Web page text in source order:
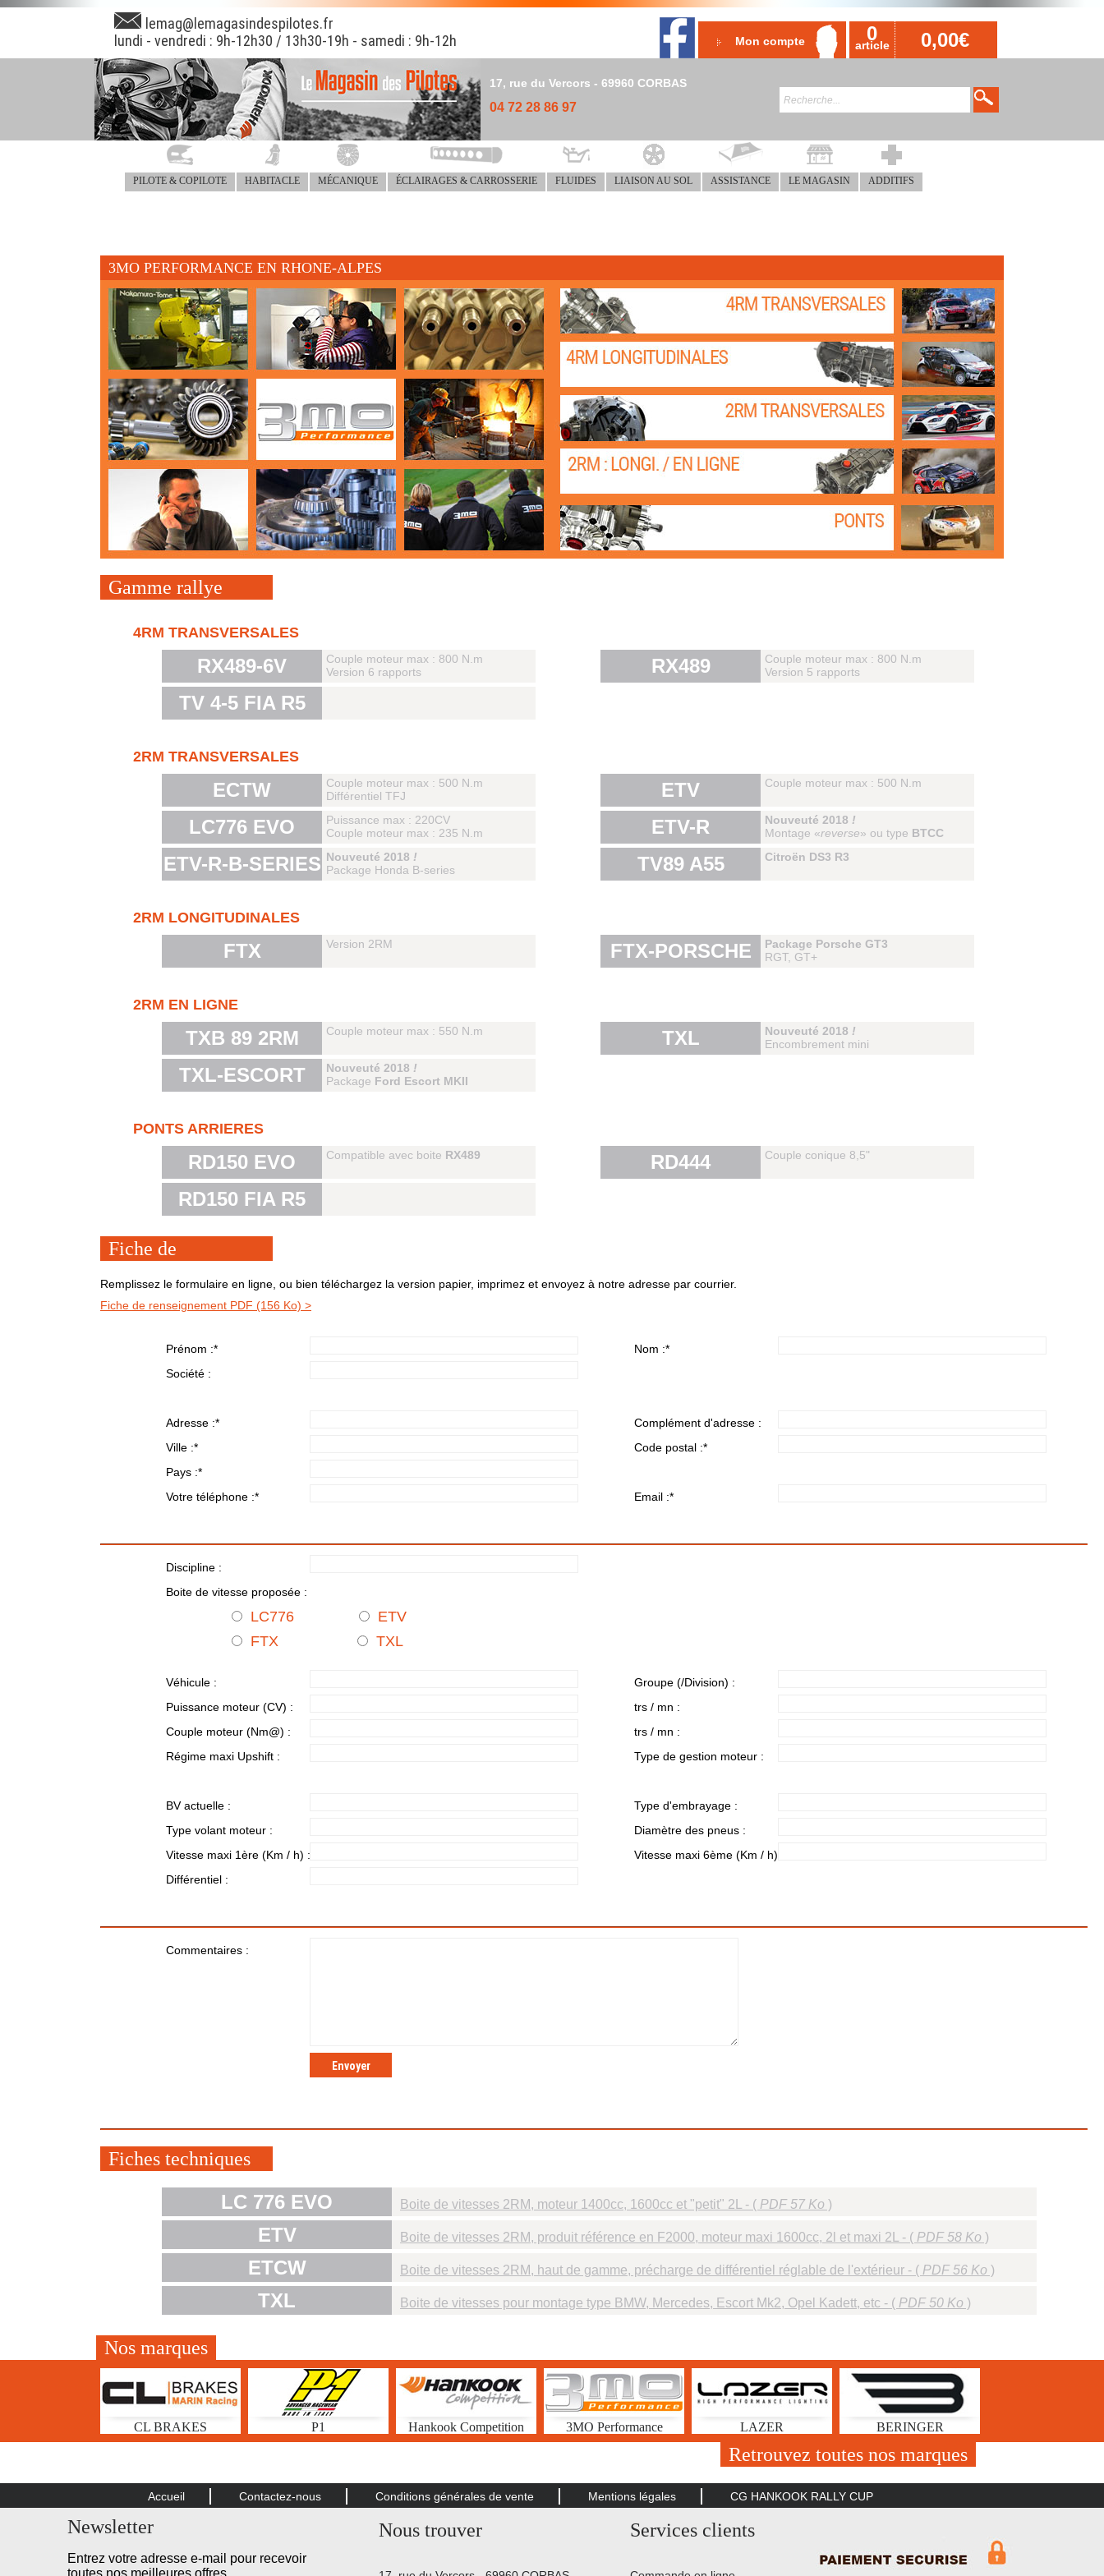
lemag@lemagasindespilotes.fr
lundi - vendredi : 9h-12h30 / 13h30-19h - samedi : 9h-12h
Mon compte 0
article 0,00€
17, rue du Vercors - 69960 CORBAS
04 72 28 86 97
PILOTE & COPILOTE HABITACLE MÉCANIQUE ÉCLAIRAGES & CARROSSERIE FLUIDES LIAISON AU SOL ASSISTANCE LE MAGASIN ADDITIFS
3MO PERFORMANCE EN RHONE-ALPES
Gamme rallye
4RM TRANSVERSALES
RX489-6V
Couple moteur max : 800 N.m
Version 6 rapports
RX489
Couple moteur max : 800 N.m
Version 5 rapports
TV 4-5 FIA R5
2RM TRANSVERSALES
ECTW
Couple moteur max : 500 N.m
Différentiel TFJ
ETV Couple moteur max : 500 N.m
LC776 EVO
Puissance max : 220CV
Couple moteur max : 235 N.m
ETV-R Nouveuté 2018 !
Montage «reverse» ou type BTCC
ETV-R-B-SERIES Nouveuté 2018 !
Package Honda B-series
TV89 A55 Citroën DS3 R3
2RM LONGITUDINALES
FTX Version 2RM FTX-PORSCHE
Package Porsche GT3
RGT, GT+
2RM EN LIGNE
TXB 89 2RM Couple moteur max : 550 N.m TXL Nouveuté 2018 !
Encombrement mini
TXL-ESCORT
Nouveuté 2018 !
Package Ford Escort MKII
PONTS ARRIERES
RD150 EVO Compatible avec boite RX489 RD444 Couple conique 8,5"
RD150 FIA R5
Fiche de
Remplissez le formulaire en ligne, ou bien téléchargez la version papier, imprimez et envoyez à notre adresse par courrier.
Fiche de renseignement PDF (156 Ko) >
Prénom :* Nom :*
Société :
Adresse :*
Complément d'adresse :
Ville :* Code postal :*
Pays :*
Votre téléphone :* Email :*
Discipline :
Boite de vitesse proposée :
LC776
ETV
FTX
TXL
Véhicule :
Groupe (/Division) :
Puissance moteur (CV) :
trs / mn :
Couple moteur (Nm@) :
trs / mn :
Régime maxi Upshift :
Type de gestion moteur :
BV actuelle :
Type d'embrayage :
Type volant moteur :
Diamètre des pneus :
Vitesse maxi 1ère (Km / h) :
Vitesse maxi 6ème (Km / h) :
Différentiel :
Commentaires :
Fiches techniques
LC 776 EVO Boite de vitesses 2RM, moteur 1400cc, 1600cc et "petit" 2L - ( PDF 57 Ko )
ETV Boite de vitesses 2RM, produit référence en F2000, moteur maxi 1600cc, 2l et maxi 2L - ( PDF 58 Ko )
ETCW Boite de vitesses 2RM, haut de gamme, précharge de différentiel réglable de l'extérieur - ( PDF 56 Ko )
TXL Boite de vitesses pour montage type BMW, Mercedes, Escort Mk2, Opel Kadett, etc - ( PDF 50 Ko )
Nos marques
CL BRAKES P1 Hankook Competition 3MO Performance LAZER BERINGER
Retrouvez toutes nos marques
Accueil Contactez-nous Conditions générales de vente Mentions légales CG HANKOOK RALLY CUP
Newsletter
Entrez votre adresse e-mail pour recevoir
toutes nos meilleures offres.
Nous trouver Services clients